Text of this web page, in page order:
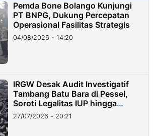
Pemda Bone Bolango Kunjungi
PT BNPG, Dukung Percepatan
Operasional Fasilitas Strategis
04/08/2026 - 14:20
IRGW Desak Audit Investigatif
Tambang Batu Bara di Pessel,
Soroti Legalitas IUP hingga
Stockpile
27/07/2026 - 20:21